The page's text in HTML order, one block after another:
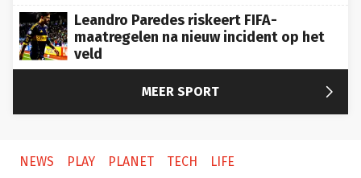
Leandro Paredes riskeert FIFA-
maatregelen na nieuw incident op het
veld
MEER SPORT 
NEWS PLAY PLANET TECH LIFE